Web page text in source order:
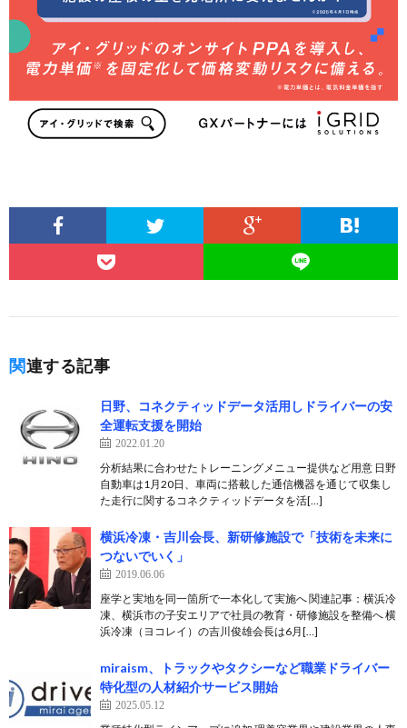
関連する記事
日野、コネクティッドデータ活用しドライバーの安
全運転支援を開始
2022.01.20
分析結果に合わせたトレーニングメニュー提供など用意 日野
自動車は1月20日、車両に搭載した通信機器を通じて収集し
た走行に関するコネクティッドデータを活[…]
横浜冷凍・吉川会長、新研修施設で「技術を未来に
つないでいく」
2019.06.06
座学と実地を同一箇所で一本化して実施へ 関連記事：横浜冷
凍、横浜市の子安エリアで社員の教育・研修施設を整備へ 横
浜冷凍（ヨコレイ）の吉川俊雄会長は6月[…]
miraism、トラックやタクシーなど職業ドライバー
特化型の人材紹介サービス開始
2025.05.12